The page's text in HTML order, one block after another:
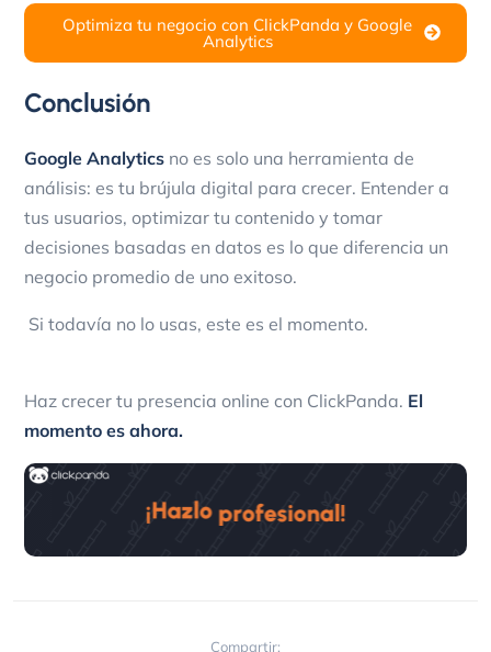
Optimiza tu negocio con ClickPanda y Google
Analytics
Conclusión
Google Analytics no es solo una herramienta de
análisis: es tu brújula digital para crecer. Entender a
tus usuarios, optimizar tu contenido y tomar
decisiones basadas en datos es lo que diferencia un
negocio promedio de uno exitoso.
Si todavía no lo usas, este es el momento.
Haz crecer tu presencia online con ClickPanda. El
momento es ahora.
Compartir: